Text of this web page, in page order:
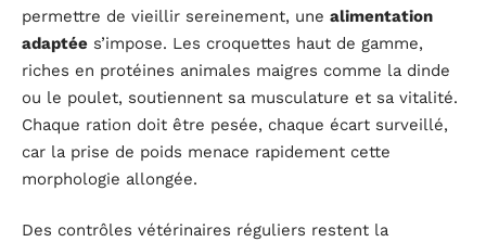
permettre de vieillir sereinement, une alimentation
adaptée s’impose. Les croquettes haut de gamme,
riches en protéines animales maigres comme la dinde
ou le poulet, soutiennent sa musculature et sa vitalité.
Chaque ration doit être pesée, chaque écart surveillé,
car la prise de poids menace rapidement cette
morphologie allongée.
Des contrôles vétérinaires réguliers restent la